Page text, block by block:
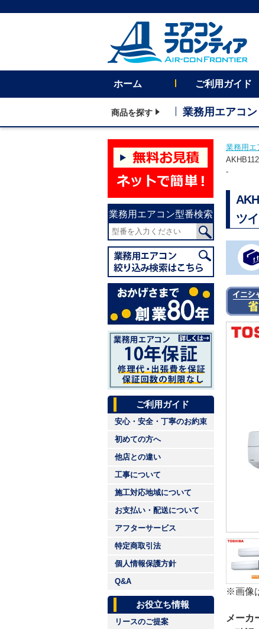
ホーム ご利用ガイド
商品を探す 業務用エアコン
業務用エアコン型番検索
ご利用ガイド
安心・安全・丁寧のお約束
初めての方へ
他店との違い
工事について
施工対応地域について
お支払い・配送について
アフターサービス
特定商取引法
個人情報保護方針
Q&A
お役立ち情報
リースのご提案
業務用エ
-
ツ
※画像
メーカ